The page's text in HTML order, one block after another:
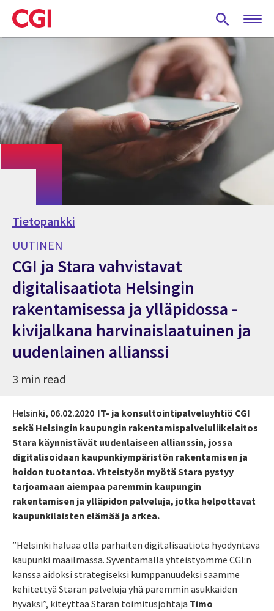
Skip
to
main
Tietopankki
UUTINEN
CGI ja Stara vahvistavat
digitalisaatiota Helsingin
rakentamisessa ja ylläpidossa -
kivijalkana harvinaislaatuinen ja
uudenlainen allianssi
3 min read
Helsinki, 06.02.2020 IT- ja konsultointipalveluyhtiö CGI
sekä Helsingin kaupungin rakentamispalveluliikelaitos
Stara käynnistävät uudenlaiseen allianssin, jossa
digitalisoidaan kaupunkiympäristön rakentamisen ja
hoidon tuotantoa. Yhteistyön myötä Stara pystyy
tarjoamaan aiempaa paremmin kaupungin
rakentamisen ja ylläpidon palveluja, jotka helpottavat
kaupunkilaisten elämää ja arkea.
”Helsinki haluaa olla parhaiten digitalisaatiota hyödyntävä
kaupunki maailmassa. Syventämällä yhteistyömme CGI:n
kanssa aidoksi strategiseksi kumppanuudeksi saamme
kehitettyä Staran palveluja yhä paremmin asukkaiden
hyväksi”, kiteyttää Staran toimitusjohtaja Timo